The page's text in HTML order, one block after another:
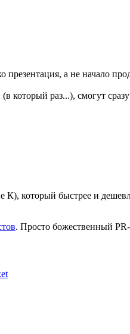
а не начало
который раз...), смогут
К), который быстрее и
. Просто божественный PR-